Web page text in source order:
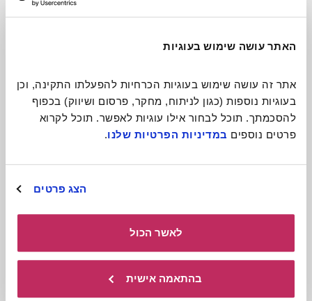
האתר עושה שימוש בעוגיות
פרטים נוספים במדיניות הפרטיות שלנו.
הצג פרטים
לאשר הכול
בהתאמה אישית
תיאטרון בובות